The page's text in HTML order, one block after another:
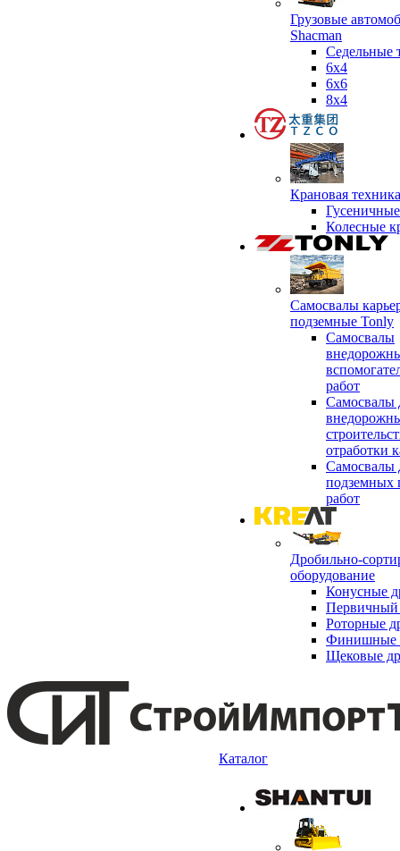
Грузовые
Shacman
Седельные
6х4
6x6
8x4
Крановая
Колесные
Самосвалы
подземные Tonly
Самосвалы
работ
Самосвалы
отработки
Самосвалы
подземных
работ
Дробильно-
оборудование
Конусные
Первичный
Роторные
Финишные
Щековые
Каталог